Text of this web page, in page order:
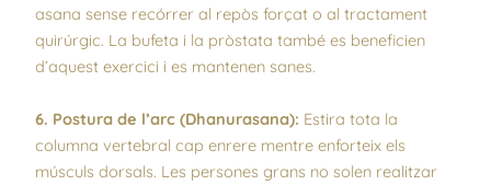
asana sense recórrer al repòs forçat o al tractament
quirúrgic. La bufeta i la pròstata també es beneficien
d’aquest exercici i es mantenen sanes.
6. Postura de l’arc (Dhanurasana): Estira tota la
columna vertebral cap enrere mentre enforteix els
músculs dorsals. Les persones grans no solen realitzar